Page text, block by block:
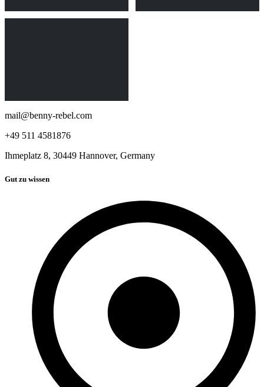
mail@benny-rebel.com
+49 511 4581876
Ihmeplatz 8, 30449 Hannover, Germany
Gut zu wissen